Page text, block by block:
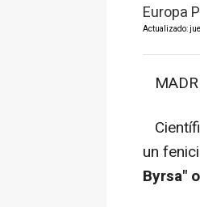
Europa
Actualizado:
un
Byrsa"